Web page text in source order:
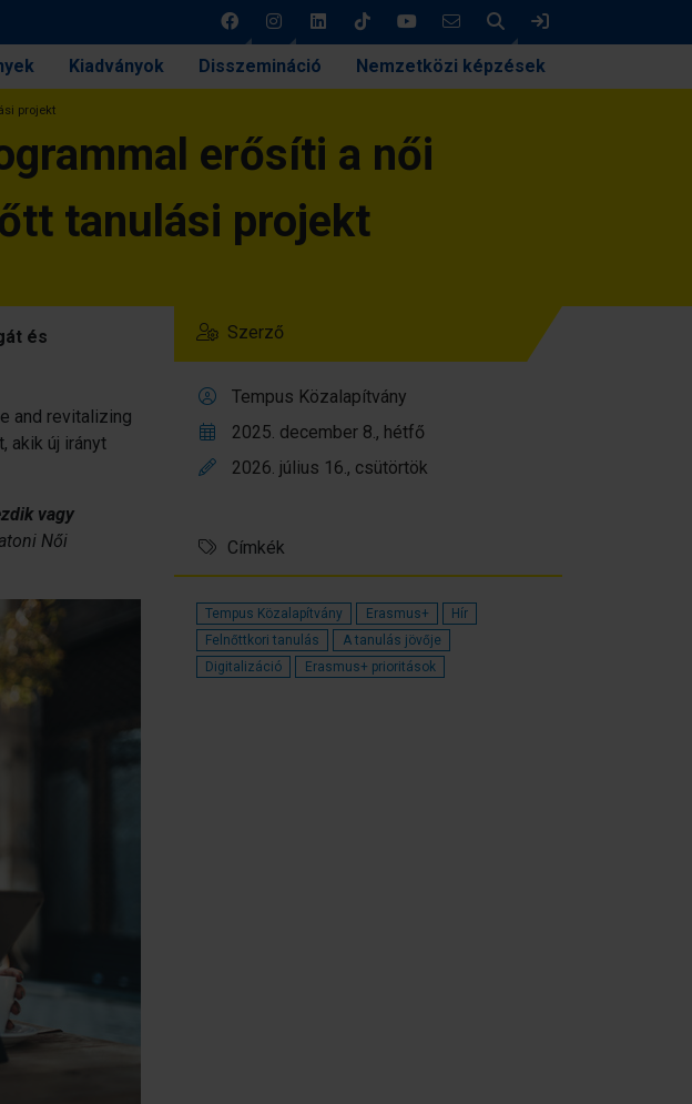
Keresés
Kiadványok Disszemináció Nemzetközi képzések
projekt
erősíti a női
tanulási projekt
és
and revitalizing
akik új irányt
vagy
Női
Szerző
Tempus Közalapítvány
2025. december 8., hétfő
2026. július 16., csütörtök
Címkék
Tempus Közalapítvány Erasmus+
Hír
Felnőttkori tanulás
A tanulás jövője
Digitalizáció
Erasmus+ prioritások